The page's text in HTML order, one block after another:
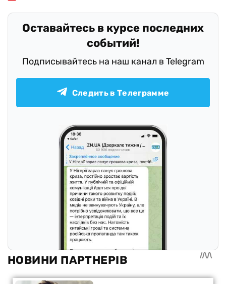
Оставайтесь в курсе последних
событий!
Подписывайтесь на наш канал в Telegram
Следить в Телеграмме